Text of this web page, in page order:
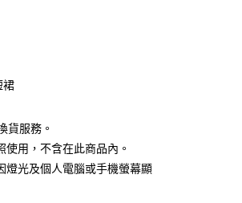
台北富邦商業銀行
兆豐國際商業銀行
台中商業銀行
裙
貨服務。
用，不含在此商品內。
燈光及個人電腦或手機螢幕顯